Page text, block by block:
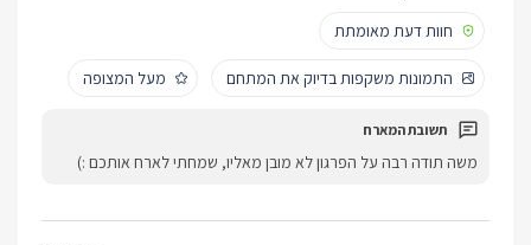
חוות דעת מאומתת
התמונות משקפות בדיוק את המתחם מעל המצופה
משה תודה רבה על הפרגון לא מובן מאליו, שמחתי לארח אותכם :)